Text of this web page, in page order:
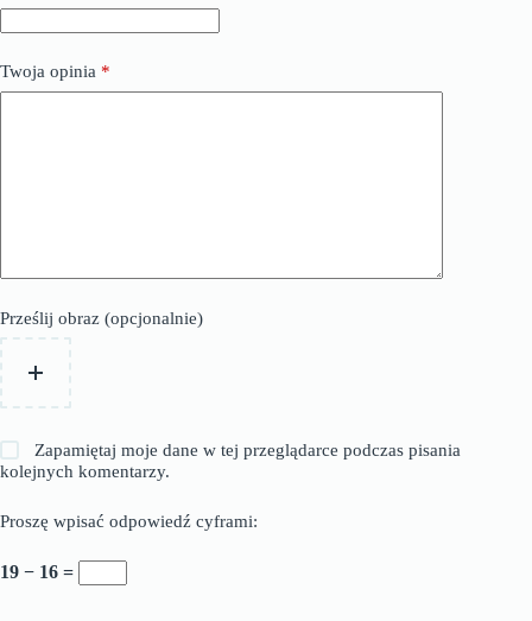
Twoja opinia *
Prześlij obraz (opcjonalnie)
Zapamiętaj moje dane w tej przeglądarce podczas pisania
kolejnych komentarzy.
Proszę wpisać odpowiedź cyframi:
19 − 16 =